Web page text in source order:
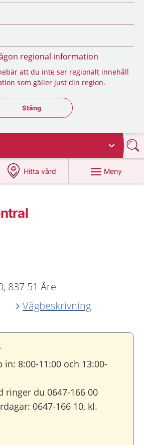
regional information
att du inte ser regionalt innehåll
som gäller just din region.
Stäng regionsväljaren
Stäng
Hitta vård
på 1177.se
Meny
837 51 Åre
Vägbeskrivning
in: 8:00-11:00 och 13:00-
ringer du 0647-166 00
0647-166 10, kl.